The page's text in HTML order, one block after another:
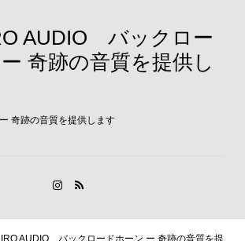
AUDIO バックロー
奇跡の音質を提供し
奇跡の音質を提供します
AUDIO バックロードホーン ー 奇跡の音質を提